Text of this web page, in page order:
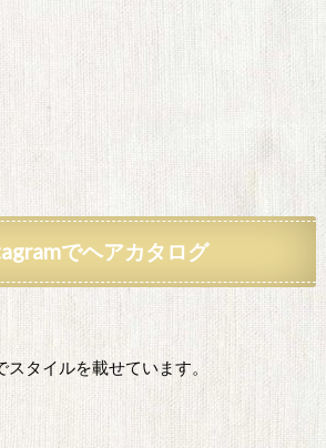
でヘアカタログ
スタイルを載せています。